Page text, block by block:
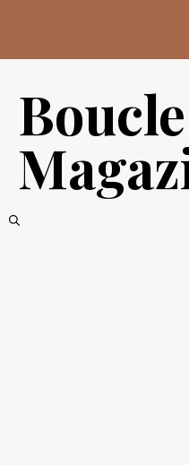
contenu
Boucle